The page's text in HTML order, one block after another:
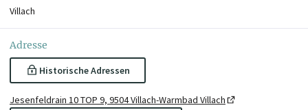
Villach
Adresse
Historische Adressen
Jesenfeldrain 10 TOP 9, 9504 Villach-Warmbad Villach